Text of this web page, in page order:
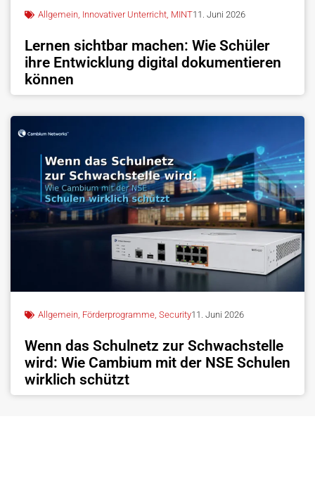
Allgemein, Innovativer Unterricht, MINT11. Juni 2026
Lernen sichtbar machen: Wie Schüler
ihre Entwicklung digital dokumentieren
können
Allgemein, Förderprogramme, Security11. Juni 2026
Wenn das Schulnetz zur Schwachstelle
wird: Wie Cambium mit der NSE Schulen
wirklich schützt